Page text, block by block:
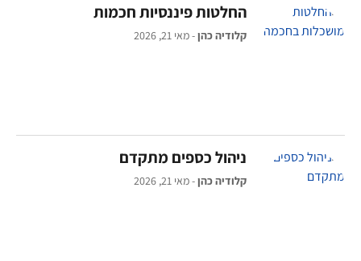
החלטות פיננסיות חכמות
קלודיה כהן מאי 21, 2026
ניהול כספים מתקדם
קלודיה כהן מאי 21, 2026